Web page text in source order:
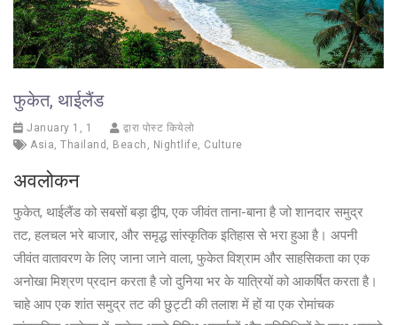
फुकेत, थाईलैंड
January 1, 1
द्वारा पोस्ट कियेलो
Asia Thailand Beach Nightlife Culture
अवलोकन
फुकेत, थाईलैंड को सबसों बड़ा द्वीप, एक जीवंत ताना-बाना है जो शानदार समुद्र
तट, हलचल भरे बाजार, और समृद्ध सांस्कृतिक इतिहास से भरा हुआ है। अपनी
जीवंत वातावरण के लिए जाना जाने वाला, फुकेत विश्राम और साहसिकता का एक
अनोखा मिश्रण प्रदान करता है जो दुनिया भर के यात्रियों को आकर्षित करता है।
चाहे आप एक शांत समुद्र तट की छुट्टी की तलाश में हों या एक रोमांचक